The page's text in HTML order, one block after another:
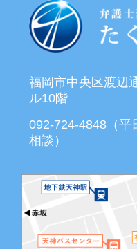
福岡市中央区渡辺
ル10階
092-724-4848（平
相談）